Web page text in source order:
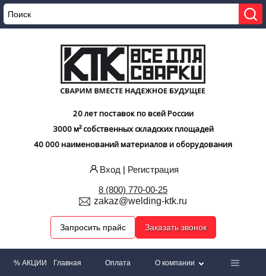
20 лет поставок по всей России
3000 м² собственных складских площадей
40 000 наименований материалов и оборудования
Вход | Регистрация
8 (800) 770-00-25
zakaz@welding-ktk.ru
Запросить прайс Заказать звонок
% АКЦИИ Главная Оплата О компании